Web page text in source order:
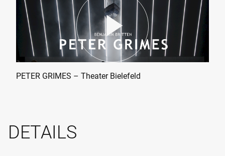
PETER GRIMES – Theater Bielefeld
DETAILS